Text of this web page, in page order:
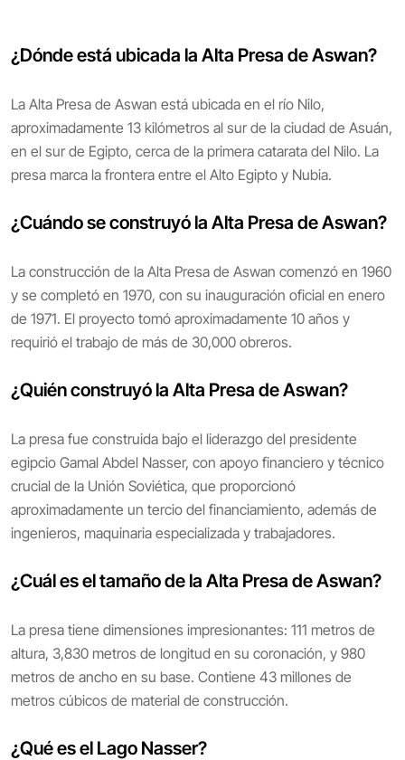
¿Dónde está ubicada la Alta Presa de Aswan?
La Alta Presa de Aswan está ubicada en el río Nilo,
aproximadamente 13 kilómetros al sur de la ciudad de Asuán,
en el sur de Egipto, cerca de la primera catarata del Nilo. La
presa marca la frontera entre el Alto Egipto y Nubia.
¿Cuándo se construyó la Alta Presa de Aswan?
La construcción de la Alta Presa de Aswan comenzó en 1960
y se completó en 1970, con su inauguración oficial en enero
de 1971. El proyecto tomó aproximadamente 10 años y
requirió el trabajo de más de 30,000 obreros.
¿Quién construyó la Alta Presa de Aswan?
La presa fue construida bajo el liderazgo del presidente
egipcio Gamal Abdel Nasser, con apoyo financiero y técnico
crucial de la Unión Soviética, que proporcionó
aproximadamente un tercio del financiamiento, además de
ingenieros, maquinaria especializada y trabajadores.
¿Cuál es el tamaño de la Alta Presa de Aswan?
La presa tiene dimensiones impresionantes: 111 metros de
altura, 3,830 metros de longitud en su coronación, y 980
metros de ancho en su base. Contiene 43 millones de
metros cúbicos de material de construcción.
¿Qué es el Lago Nasser?